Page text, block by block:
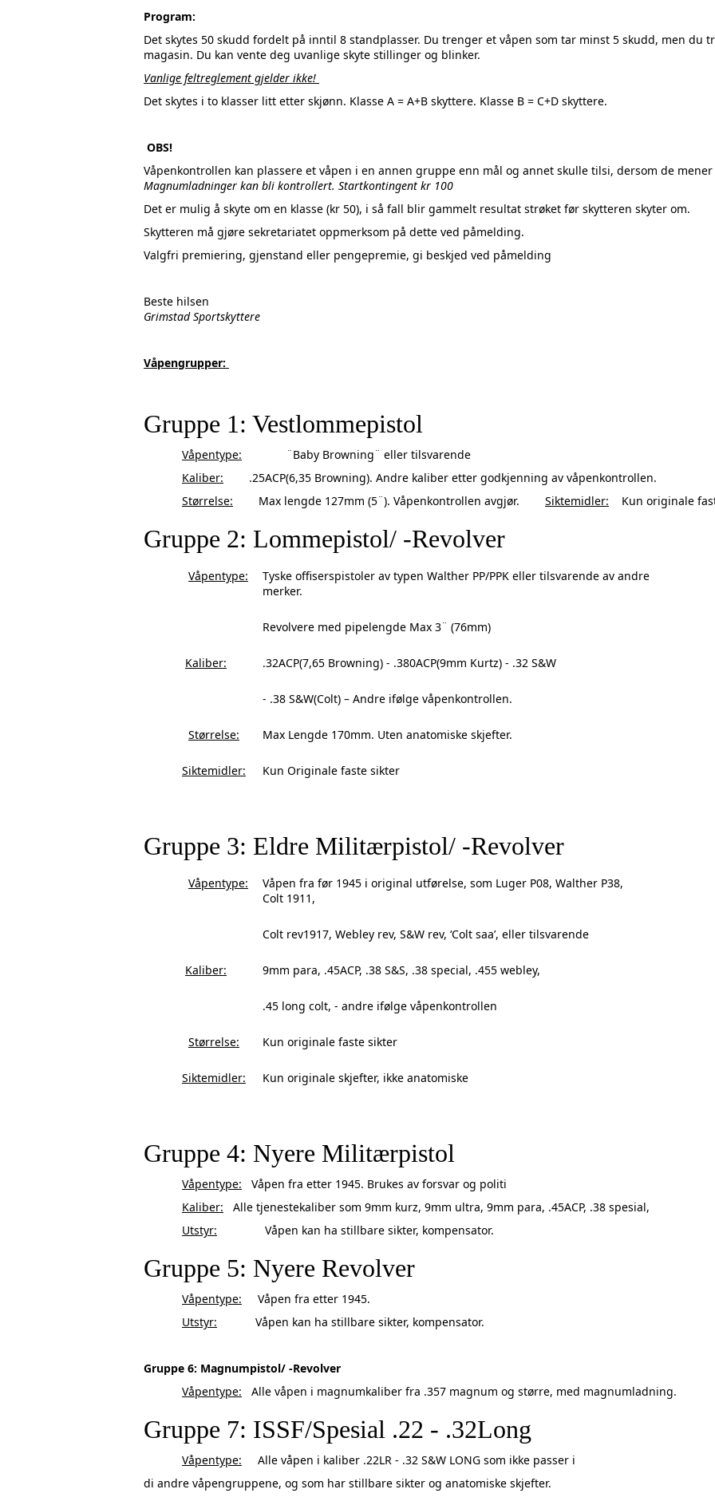
Program:
Det skytes 50 skudd fordelt på inntil 8 standplasser. Du trenger et våpen som tar minst 5 skudd, men du
magasin. Du kan vente deg uvanlige skyte stillinger og blinker.
Vanlige feltreglement gjelder ikke!
Det skytes i to klasser litt etter skjønn. Klasse A = A+B skyttere. Klasse B = C+D skyttere.
OBS!
Våpenkontrollen kan plassere et våpen i en annen gruppe enn mål og annet skulle tilsi, dersom de
Magnumladninger kan bli kontrollert. Startkontingent kr 100
Det er mulig å skyte om en klasse (kr 50), i så fall blir gammelt resultat strøket før skytteren skyter om.
Skytteren må gjøre sekretariatet oppmerksom på dette ved påmelding.
Valgfri premiering, gjenstand eller pengepremie, gi beskjed
Beste hilsen
Grimstad Sportskyttere
Våpengrupper:
Gruppe 1: Vestlommepistol
Våpentype: ¨Baby Browning¨ eller tilsvarende
Kaliber: .25ACP(6,35 Browning). Andre kaliber etter godkjenning av våpenkontrollen.
Størrelse: Max lengde 127mm (5¨). Våpenkontrollen avgjør. Siktemidler: Kun originale
Gruppe 2: Lommepistol/ -Revolver
Våpentype:
Tyske offiserspistoler av typen Walther PP/PPK eller tilsvarende av andre
merker.
Revolvere med pipelengde Max 3¨ (76mm)
Kaliber: .32ACP(7,65 Browning) - .380ACP(9mm Kurtz) - .32 S&W
- .38 S&W(Colt) – Andre ifølge våpenkontrollen.
Størrelse: Max Lengde 170mm. Uten anatomiske skjefter.
Siktemidler: Kun Originale faste sikter
Gruppe 3: Eldre Militærpistol/ -Revolver
Våpentype:
Våpen fra før 1945 i original utførelse, som Luger P08, Walther P38,
Colt 1911,
Colt rev1917, Webley rev, S&W rev, ‘Colt saa’, eller tilsvarende
Kaliber: 9mm para, .45ACP, .38 S&S, .38 special, .455 webley,
.45 long colt, - andre ifølge våpenkontrollen
Størrelse: Kun originale faste sikter
Siktemidler: Kun originale skjefter, ikke anatomiske
Gruppe 4: Nyere Militærpistol
Våpentype: Våpen fra etter 1945. Brukes av forsvar og politi
Kaliber: Alle tjenestekaliber som 9mm kurz, 9mm ultra, 9mm para, .45ACP, .38 spesial,
Utstyr: Våpen kan ha stillbare sikter, kompensator.
Gruppe 5: Nyere Revolver
Våpentype: Våpen fra etter 1945.
Utstyr: Våpen kan ha stillbare sikter, kompensator.
Gruppe 6: Magnumpistol/ -Revolver
Våpentype: Alle våpen i magnumkaliber fra .357 magnum og større, med magnumladning.
Gruppe 7: ISSF/Spesial .22 - .32Long
Våpentype: Alle våpen i kaliber .22LR - .32 S&W LONG som ikke passer i
di andre våpengruppene, og som har stillbare sikter og anatomiske skjefter.